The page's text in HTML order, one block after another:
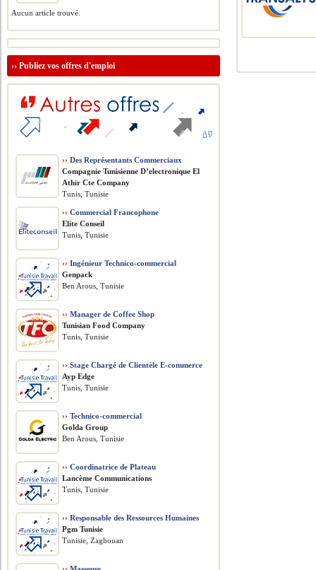
Aucun article trouvé.
››Publiez vos offres d'emploi
›› Des Représentants Commerciaux
Compagnie Tunisienne D’electronique El
Athir Cte Company
Tunis, Tunisie
›› Commercial Francophone
Elite Conseil
Tunis, Tunisie
›› Ingénieur Technico-commercial
Genpack
Ben Arous, Tunisie
›› Manager de Coffee Shop
Tunisian Food Company
Tunis, Tunisie
›› Stage Chargé de Clientèle E-commerce
Ayp Edge
Tunis, Tunisie
›› Technico-commercial
Golda Group
Ben Arous, Tunisie
›› Coordinatrice de Plateau
Lancème Communications
Tunis, Tunisie
›› Responsable des Ressources Humaines
Pgm Tunisie
Tunisie, Zaghouan